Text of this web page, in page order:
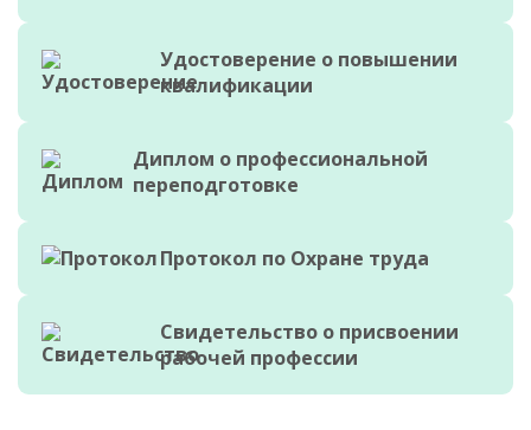
Удостоверение о повышении
квалификации
Диплом о профессиональной
переподготовке
Протокол по Охране труда
Свидетельство о присвоении
рабочей профессии